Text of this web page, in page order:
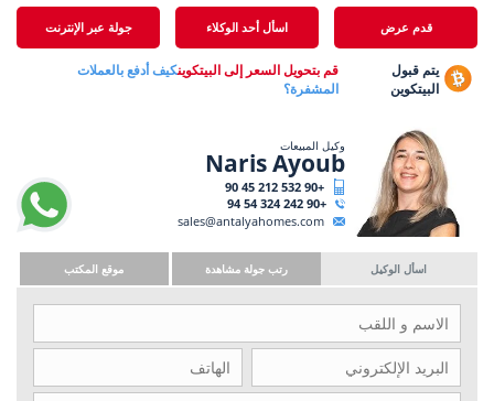
قدم عرض اسأل أحد الوكلاء جولة عبر الإنترنت
يتم قبول
البيتكوين
قم بتحويل السعر إلى البيتكوينكيف أدفع بالعملات
المشفرة؟
وكيل المبيعات
Naris Ayoub
+90 532 212 45 90
+90 242 324 54 94
sales@antalyahomes.com
اسأل الوكيل رتب جولة مشاهدة موقع المكتب